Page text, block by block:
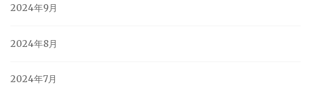
2024年9月
2024年8月
2024年7月